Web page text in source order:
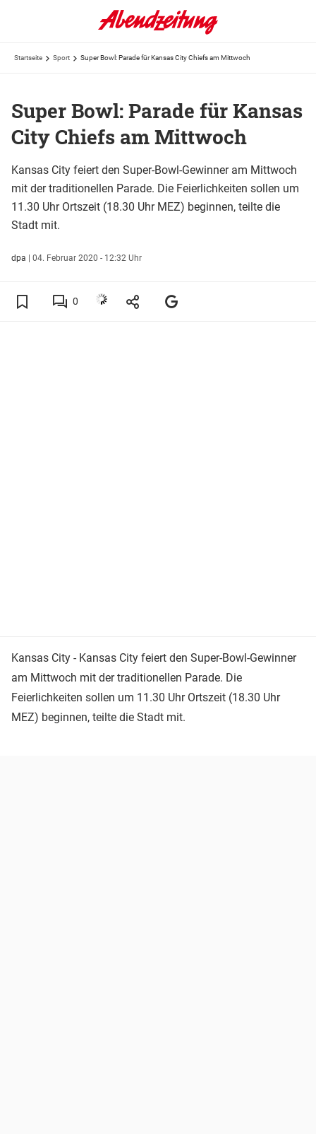
Startseite Sport Super Bowl: Parade für Kansas City Chiefs am Mittwoch
Super Bowl: Parade für Kansas
City Chiefs am Mittwoch
Kansas City feiert den Super-Bowl-Gewinner am Mittwoch
mit der traditionellen Parade. Die Feierlichkeiten sollen um
11.30 Uhr Ortszeit (18.30 Uhr MEZ) beginnen, teilte die
Stadt mit.
dpa | 04. Februar 2020 - 12:32 Uhr
0
Kansas City - Kansas City feiert den Super-Bowl-Gewinner
am Mittwoch mit der traditionellen Parade. Die
Feierlichkeiten sollen um 11.30 Uhr Ortszeit (18.30 Uhr
MEZ) beginnen, teilte die Stadt mit.